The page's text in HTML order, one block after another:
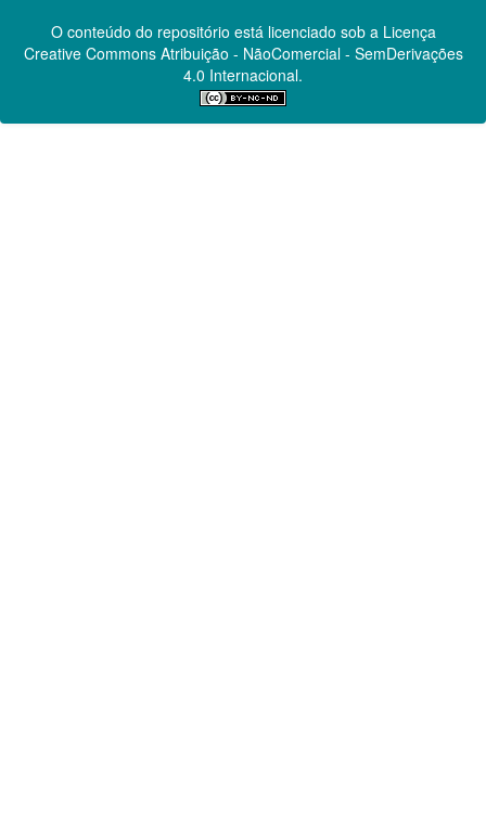
O conteúdo do repositório está licenciado sob a Licença
Creative CommonsAtribuição - NãoComercial - SemDerivações
4.0 Internacional.